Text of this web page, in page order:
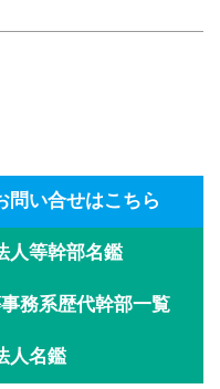
問い合せはこちら
人等幹部名鑑
務系歴代幹部一覧
人名鑑